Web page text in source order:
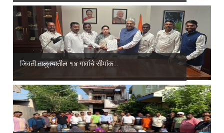
जिवती तालुक्यातील १४ गावांचे सीमांक...